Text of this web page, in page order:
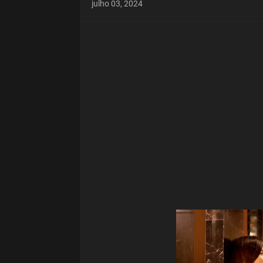
julho 03, 2024